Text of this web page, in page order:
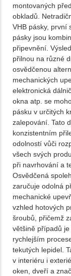
montovaných
obkladů.
VHB pásky, první
pásky jsou
připevnění.
přilnou na různé
osvědčenou
mechanických
elektronická
okna atp. se
pásku v určitých
zalepování. Tato
konzistentním
odolností vůči
všech svých
při navrhování a
Osvědčená
zaručuje odolná
mechanické
vzhled hotových
šroubů, přičemž
většině případů
rychlejším
tekutých lepidel.
v interiéru i
oken, dveří a